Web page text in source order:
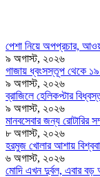
পেশা নিয়ে অপপ্রচার,
৯ অগাস্ট, ২০২৬
গাজায় ধ্বংসস্তূপ থেকে ১৯
৯ অগাস্ট, ২০২৬
ব্রাজিলে হেলিকপ্টার
৯ অগাস্ট, ২০২৬
মানবসেবার জন্য রোটারির
৮ অগাস্ট, ২০২৬
হরমুজ খোলার আশায়
৬ অগাস্ট, ২০২৬
মোদি এখন দুর্বল, এবার বড়